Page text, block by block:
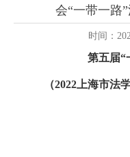
会“一带一路
时间：
第五届“
（2022 上海市法